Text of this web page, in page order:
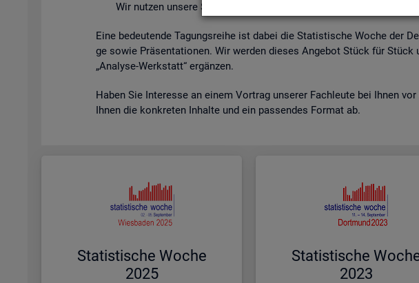
Wir nut­zen un­se­re Sta­tis­ti­ken zur Ana­ly­se the­men­spe­zi­fi­scher
Eine be­deu­ten­de Ta­gungs­rei­he ist dabei die Sta­tis­ti­sche Woche der
ge sowie Prä­sen­ta­tio­nen. Wir wer­den die­ses An­ge­bot Stück für
„Ana­ly­se-Werk­statt“ er­gän­zen.
Haben Sie In­ter­es­se an einem Vor­trag un­se­rer Fach­leu­te bei Ihnen vor
Ihnen die kon­kre­ten In­hal­te und ein pas­sen­des For­mat ab.
Sta­tis­ti­sche Woche
2025
Sta­tis­ti­sche
2023